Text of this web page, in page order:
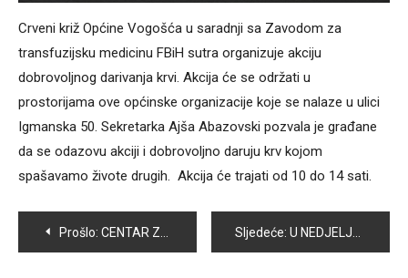
Crveni križ Općine Vogošća u saradnji sa Zavodom za
transfuzijsku medicinu FBiH sutra organizuje akciju
dobrovoljnog darivanja krvi. Akcija će se održati u
prostorijama ove općinske organizacije koje se nalaze u ulici
Igmanska 50. Sekretarka Ajša Abazovski pozvala je građane
da se odazovu akciji i dobrovoljno daruju krv kojom
spašavamo živote drugih. Akcija će trajati od 10 do 14 sati.
Navigacija
Prošlo: CENTAR ZA RAZVOJ OMLADINSKOG AKTIVIZMA CROA GODINAMA USPJEŠNO REALIZUJE BROJNE PROJEKTE Sljedeće: U NEDJELJU U VOGOŠĆI TRADICIONALNI ODBOJKAŠKI TURNIR